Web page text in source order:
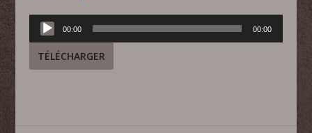
Lecteur
audio
00:00 00:00
TÉLÉCHARGER